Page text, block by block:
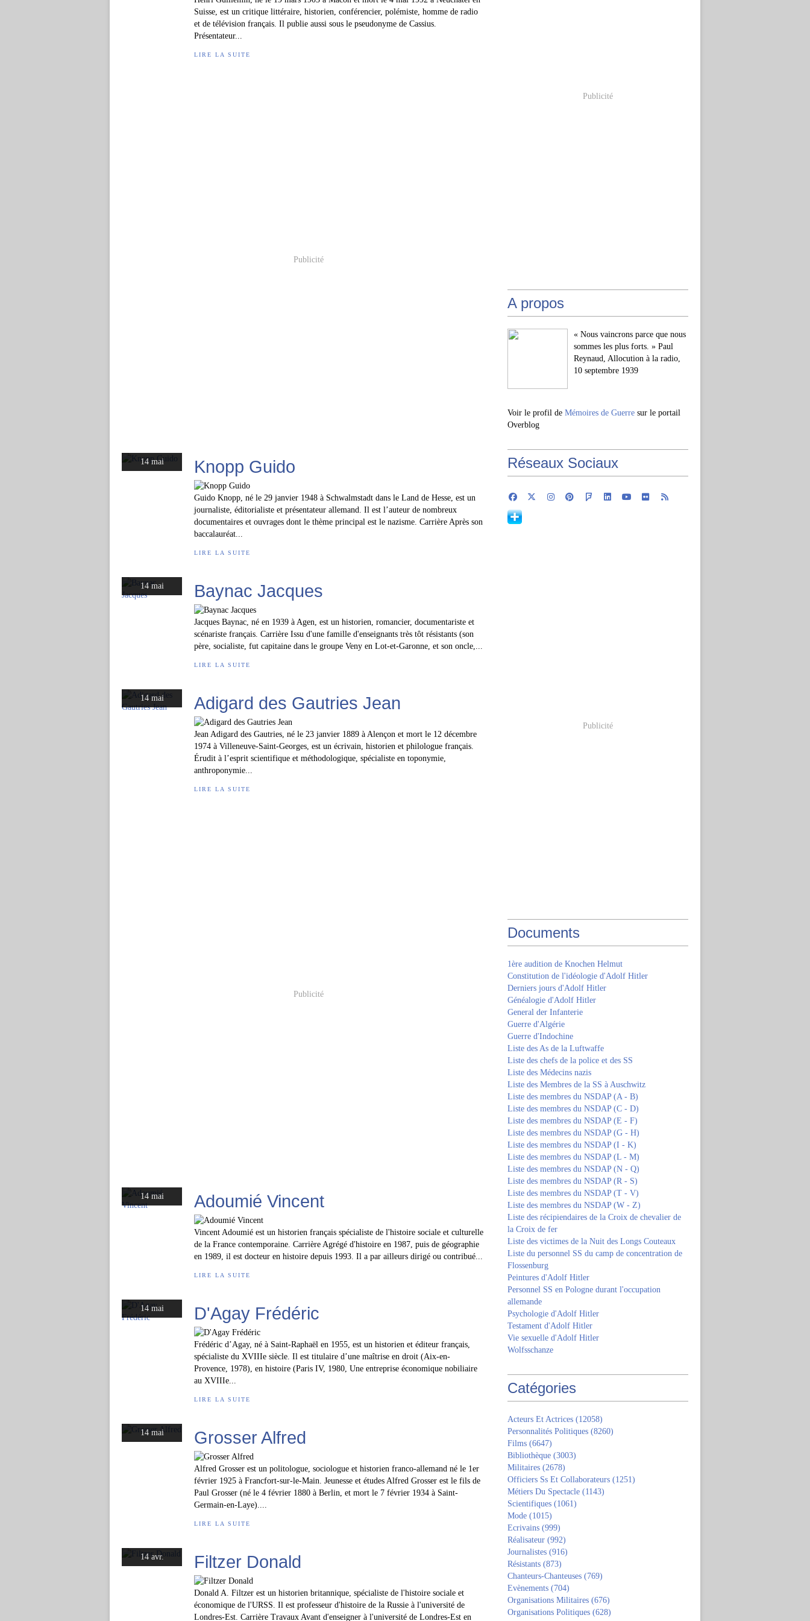
Suisse, est un critique littéraire, historien, conférencier, polémiste, homme de radio
et de télévision français. Il publie aussi sous le pseudonyme de Cassius.
Présentateur...
LIRE LA SUITE
Publicité
14 mai Knopp Guido
Guido Knopp, né le 29 janvier 1948 à Schwalmstadt dans le Land de Hesse, est un
journaliste, éditorialiste et présentateur allemand. Il est l’auteur de nombreux
documentaires et ouvrages dont le thème principal est le nazisme. Carrière Après son
baccalauréat...
LIRE LA SUITE
14 mai Baynac Jacques
Jacques Baynac, né en 1939 à Agen, est un historien, romancier, documentariste et
scénariste français. Carrière Issu d'une famille d'enseignants très tôt résistants (son
père, socialiste, fut capitaine dans le groupe Veny en Lot-et-Garonne, et son oncle,...
LIRE LA SUITE
14 mai Adigard des Gautries Jean
Jean Adigard des Gautries, né le 23 janvier 1889 à Alençon et mort le 12 décembre
1974 à Villeneuve-Saint-Georges, est un écrivain, historien et philologue français.
Érudit à l’esprit scientifique et méthodologique, spécialiste en toponymie,
anthroponymie...
LIRE LA SUITE
Publicité
14 mai Adoumié Vincent
Vincent Adoumié est un historien français spécialiste de l'histoire sociale et culturelle
de la France contemporaine. Carrière Agrégé d'histoire en 1987, puis de géographie
en 1989, il est docteur en histoire depuis 1993. Il a par ailleurs dirigé ou contribué...
LIRE LA SUITE
14 mai D'Agay Frédéric
Frédéric d’Agay, né à Saint-Raphaël en 1955, est un historien et éditeur français,
spécialiste du XVIIIe siècle. Il est titulaire d’une maîtrise en droit (Aix-en-
Provence, 1978), en histoire (Paris IV, 1980, Une entreprise économique nobiliaire
au XVIIIe...
LIRE LA SUITE
14 mai Grosser Alfred
Alfred Grosser est un politologue, sociologue et historien franco-allemand né le 1er
février 1925 à Francfort-sur-le-Main. Jeunesse et études Alfred Grosser est le fils de
Paul Grosser (né le 4 février 1880 à Berlin, et mort le 7 février 1934 à Saint-
Germain-en-Laye)....
LIRE LA SUITE
14 avr. Filtzer Donald
Donald A. Filtzer est un historien britannique, spécialiste de l'histoire sociale et
économique de l'URSS. Il est professeur d'histoire de la Russie à l'université de
Londres-Est. Carrière Travaux Avant d'enseigner à l'université de Londres-Est en
Publicité
A propos
« Nous vaincrons parce que nous
sommes les plus forts. » Paul
Reynaud, Allocution à la radio,
10 septembre 1939
Voir le profil de Mémoires de Guerre sur le portail
Overblog
Réseaux Sociaux
Publicité
Documents
1ère audition de Knochen Helmut
Constitution de l'idéologie d'Adolf Hitler
Derniers jours d'Adolf Hitler
Généalogie d'Adolf Hitler
General der Infanterie
Guerre d'Algérie
Guerre d'Indochine
Liste des As de la Luftwaffe
Liste des chefs de la police et des SS
Liste des Médecins nazis
Liste des Membres de la SS à Auschwitz
Liste des membres du NSDAP (A - B)
Liste des membres du NSDAP (C - D)
Liste des membres du NSDAP (E - F)
Liste des membres du NSDAP (G - H)
Liste des membres du NSDAP (I - K)
Liste des membres du NSDAP (L - M)
Liste des membres du NSDAP (N - Q)
Liste des membres du NSDAP (R - S)
Liste des membres du NSDAP (T - V)
Liste des membres du NSDAP (W - Z)
Liste des récipiendaires de la Croix de chevalier de
la Croix de fer
Liste des victimes de la Nuit des Longs Couteaux
Liste du personnel SS du camp de concentration de
Flossenburg
Peintures d'Adolf Hitler
Personnel SS en Pologne durant l'occupation
allemande
Psychologie d'Adolf Hitler
Testament d'Adolf Hitler
Vie sexuelle d'Adolf Hitler
Wolfsschanze
Catégories
Acteurs Et Actrices (12058)
Personnalités Politiques (8260)
Films (6647)
Bibliothèque (3003)
Militaires (2678)
Officiers Ss Et Collaborateurs (1251)
Métiers Du Spectacle (1143)
Scientifiques (1061)
Mode (1015)
Ecrivains (999)
Réalisateur (992)
Journalistes (916)
Résistants (873)
Chanteurs-Chanteuses (769)
Evènements (704)
Organisations Militaires (676)
Organisations Politiques (628)